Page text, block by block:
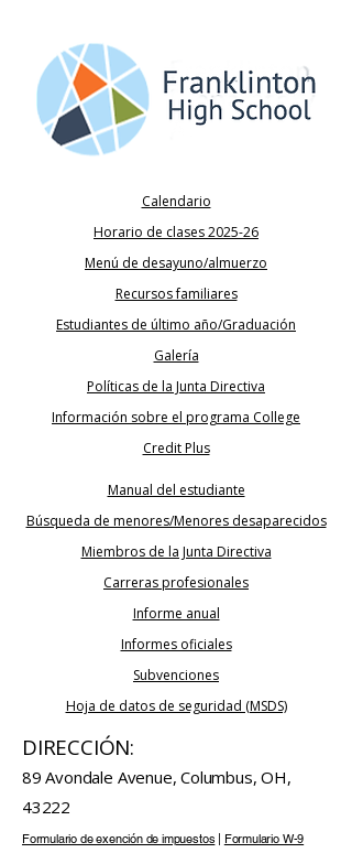
Calendario
Horario de clases 2025-26
Menú de desayuno/almuerzo
Recursos familiares
Estudiantes de último año/Graduación
Galería
Políticas de la Junta Directiva
Información sobre el programa College
Credit Plus
Manual del estudiante
Búsqueda de menores/Menores desaparecidos
Miembros de la Junta Directiva
Carreras profesionales
Informe anual
Informes oficiales
Subvenciones
Hoja de datos de seguridad (MSDS)
DIRECCIÓN:
89 Avondale Avenue, Columbus, OH,
43222
Formulario de exención de impuestos Formulario W-9